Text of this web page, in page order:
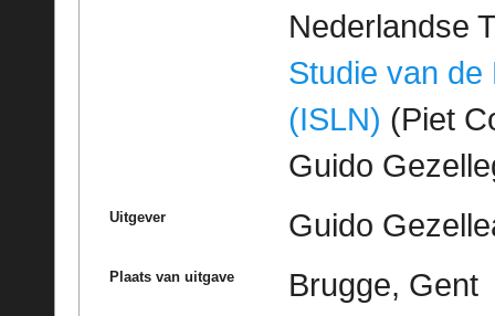
Nederlandse
Studie van de
(ISLN) (Piet
Guido
Uitgever Guido
Plaats van uitgave Brugge, Gent